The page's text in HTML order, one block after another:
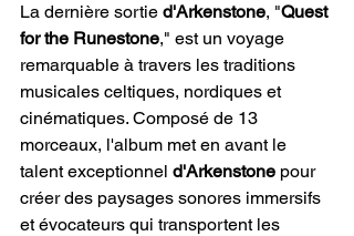
La dernière sortie d'Arkenstone, "Quest
for the Runestone," est un voyage
remarquable à travers les traditions
musicales celtiques, nordiques et
cinématiques. Composé de 13
morceaux, l'album met en avant le
talent exceptionnel d'Arkenstone pour
créer des paysages sonores immersifs
et évocateurs qui transportent les